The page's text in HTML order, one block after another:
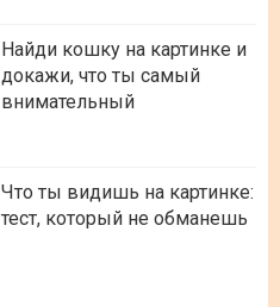
Найди кошку на картинке и
докажи, что ты самый
внимательный
Что ты видишь на картинке:
тест, который не обманешь